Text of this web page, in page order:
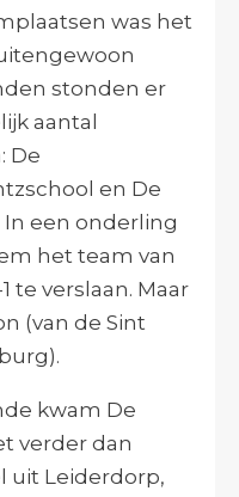
was het
stonden er
aantal
De
en De
een onderling
het team van
te verslaan. Maar
(van de Sint
kwam De
verder dan
uit Leiderdorp,